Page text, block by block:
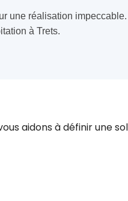
une réalisation
à Trets.
aidons à définir une